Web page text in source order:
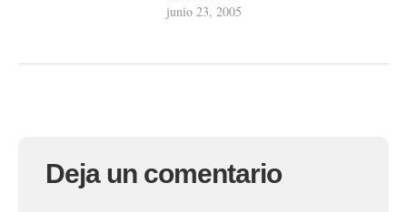
junio 23, 2005
Deja un comentario